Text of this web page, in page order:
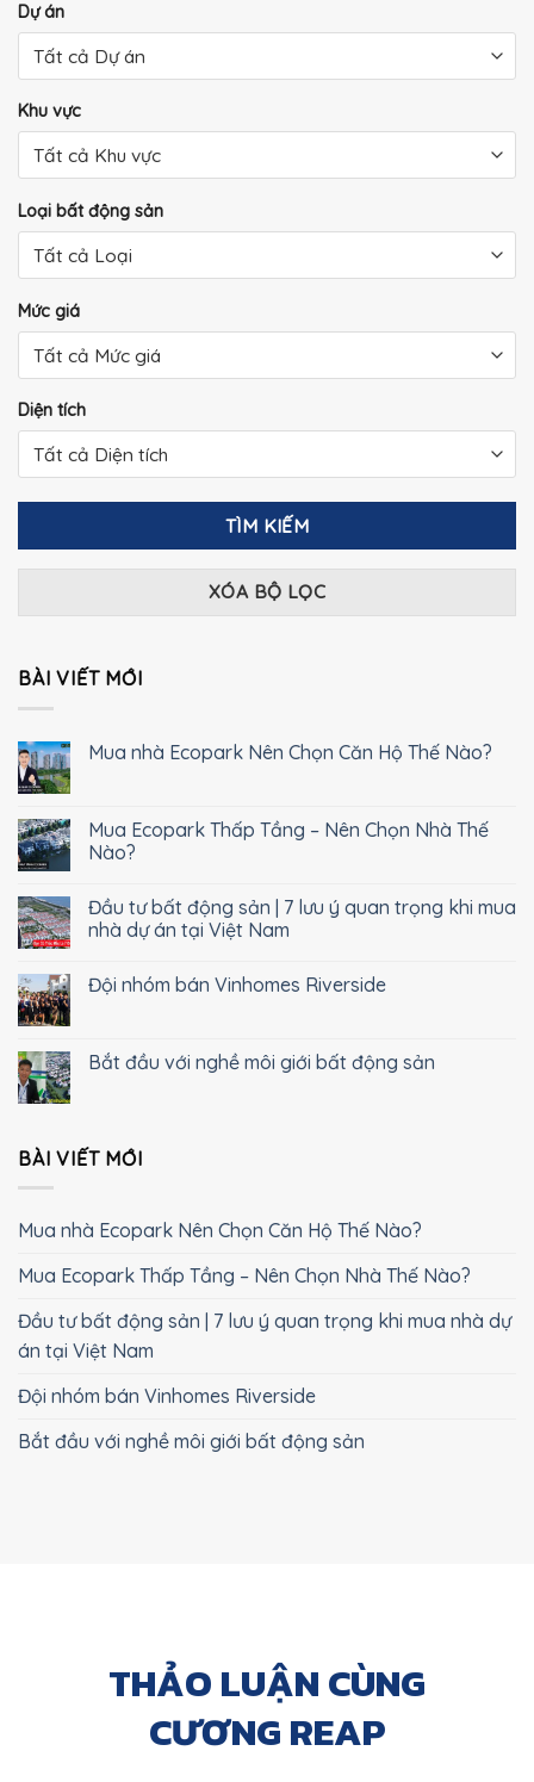
Dự án
Khu vực
Loại bất động sản
Mức giá
Diện tích
TÌM KIẾM
XÓA BỘ LỌC
BÀI VIẾT MỚI
Mua nhà Ecopark Nên Chọn Căn Hộ Thế Nào?
Mua Ecopark Thấp Tầng – Nên Chọn Nhà Thế
Nào?
Đầu tư bất động sản | 7 lưu ý quan trọng khi mua
nhà dự án tại Việt Nam
Đội nhóm bán Vinhomes Riverside
Bắt đầu với nghề môi giới bất động sản
BÀI VIẾT MỚI
Mua nhà Ecopark Nên Chọn Căn Hộ Thế Nào?
Mua Ecopark Thấp Tầng – Nên Chọn Nhà Thế Nào?
Đầu tư bất động sản | 7 lưu ý quan trọng khi mua nhà dự
án tại Việt Nam
Đội nhóm bán Vinhomes Riverside
Bắt đầu với nghề môi giới bất động sản
THẢO LUẬN CÙNG
CƯƠNG REAP